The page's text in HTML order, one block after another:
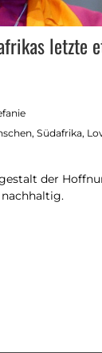
letzte
,Südafrika,
der